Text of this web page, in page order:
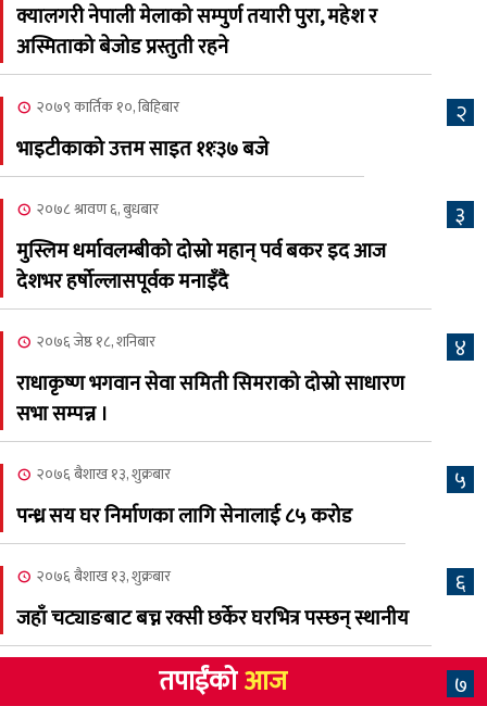
कामना खबर पत्रिका
७ क्यालगरी नेपाली मेला
२०८३ श्रावण २, शनिबार
८
क्यालगरी नेपाली मेलाको
अस्मिताको बेजोड प्रस्तुती रहने
क्यालगरी नेपाली मेलाको सम्पुर्ण तयारी पुरा, महेश र
अस्मिताको बेजोड प्रस्तुती रहने
२
२०७९ कार्तिक १०, बिहिबार
भाइटीकाको उत्तम साइत ११ः३७ बजे
३
२०७८ श्रावण ६, बुधबार
मुस्लिम धर्मावलम्बीको दोस्रो महान् पर्व बकर इद आज
देशभर हर्षोल्लासपूर्वक मनाइँदै
४
२०७६ जेष्ठ १८, शनिबार
राधाकृष्ण भगवान सेवा समिती सिमराको दोस्रो साधारण
सभा सम्पन्न ।
५
२०७६ बैशाख १३, शुक्रबार
पन्ध्र सय घर निर्माणका लागि सेनालाई ८५ करोड
६
२०७६ बैशाख १३, शुक्रबार
जहाँ चट्याङबाट बच्न रक्सी छर्केर घरभित्र पस्छन् स्थानीय
७
तपाईंकोआज